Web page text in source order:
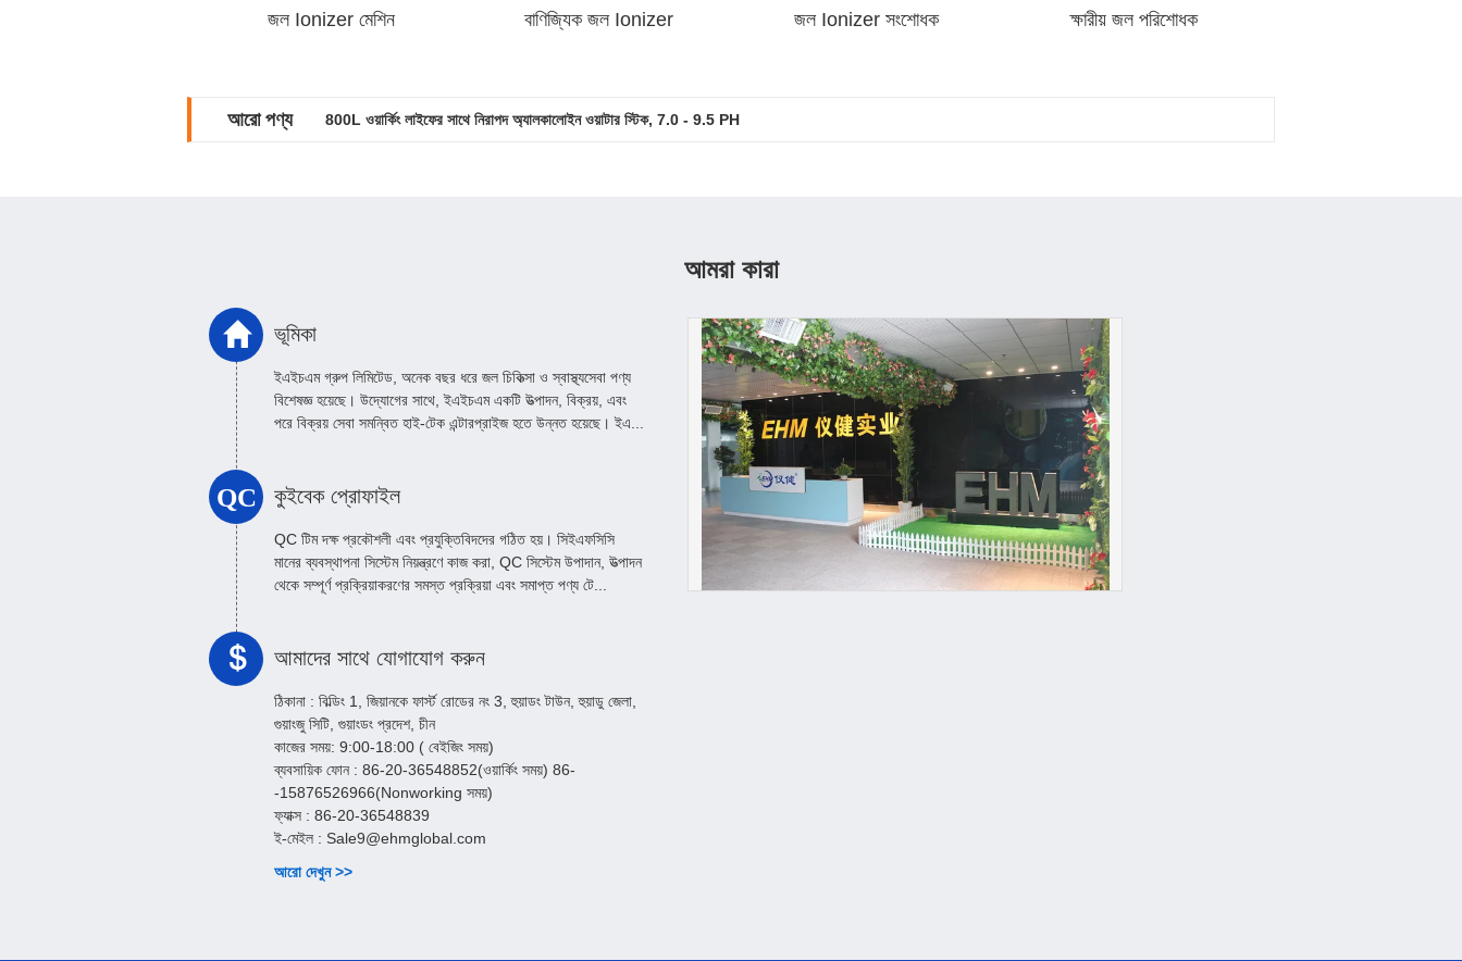
জল Ionizer মেশিন বাণিজ্যিক জল Ionizer জল Ionizer সংশোধক ক্ষারীয় জল পরিশোধক
আরো পণ্য 800L ওয়ার্কিং লাইফের সাথে নিরাপদ অ্যালকালোইন ওয়াটার স্টিক, 7.0 - 9.5 PH
জল চিকিত্সা জন্য 304 স্টেইনলেস স্টীল ক্ষারীয় জল স্টিক 1.7cm ডি
আমরা কারা
ভূমিকা
ইএইচএম গ্রুপ লিমিটেড, অনেক বছর ধরে জল চিকিত্সা ও স্বাস্থ্যসেবা পণ্য
বিশেষজ্ঞ হয়েছে। উদ্যোগের সাথে, ইএইচএম একটি উত্পাদন, বিক্রয়, এবং
পরে বিক্রয় সেবা সমন্বিত হাই-টেক এন্টারপ্রাইজ হতে উন্নত হয়েছে। ইএ...
QC কুইবেক প্রোফাইল
QC টিম দক্ষ প্রকৌশলী এবং প্রযুক্তিবিদদের গঠিত হয়। সিইএফসিসি
মানের ব্যবস্থাপনা সিস্টেম নিয়ন্ত্রণে কাজ করা, QC সিস্টেম উপাদান, উত্পাদন
থেকে সম্পূর্ণ প্রক্রিয়াকরণের সমস্ত প্রক্রিয়া এবং সমাপ্ত পণ্য টে...
আমাদের সাথে যোগাযোগ করুন
ঠিকানা : বিল্ডিং 1, জিয়ানকে ফার্স্ট রোডের নং 3, হুয়াডং টাউন, হুয়াডু জেলা,
গুয়াংজু সিটি, গুয়াংডং প্রদেশ, চীন
কাজের সময়:
9:00-18:00 ( বেইজিং সময়)
ব্যবসায়িক ফোন : 86-20-36548852(ওয়ার্কিং সময়) 86-
-15876526966(Nonworking সময়)
ফ্যাক্স : 86-20-36548839
ই-মেইল : Sale9@ehmglobal.com
আরো দেখুন >>